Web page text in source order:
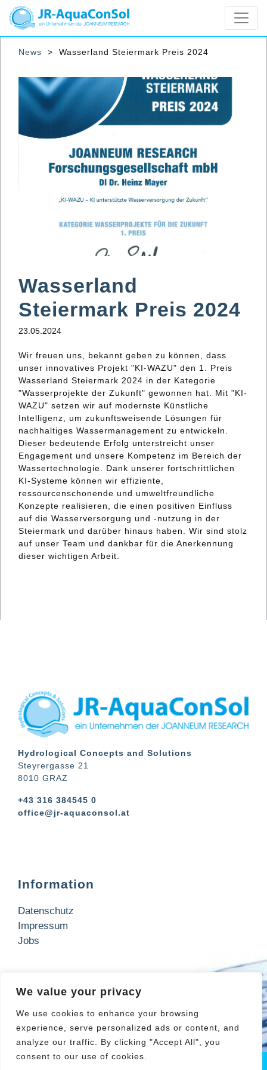
We value your privacy
We use cookies to enhance your browsing
experience, serve personalized ads or content, and
analyze our traffic. By clicking "Accept All", you
consent to our use of cookies.
News > Wasserland Steiermark Preis 2024
Wasserland
Steiermark Preis 2024
23.05.2024
Wir freuen uns, bekannt geben zu können, dass
unser innovatives Projekt "KI-WAZU" den 1. Preis
Wasserland Steiermark 2024 in der Kategorie
"Wasserprojekte der Zukunft" gewonnen hat. Mit "KI-
WAZU" setzen wir auf modernste Künstliche
Intelligenz, um zukunftsweisende Lösungen für
nachhaltiges Wassermanagement zu entwickeln.
Dieser bedeutende Erfolg unterstreicht unser
Engagement und unsere Kompetenz im Bereich der
Wassertechnologie. Dank unserer fortschrittlichen
KI-Systeme können wir effiziente,
ressourcenschonende und umweltfreundliche
Konzepte realisieren, die einen positiven Einfluss
auf die Wasserversorgung und -nutzung in der
Steiermark und darüber hinaus haben. Wir sind stolz
auf unser Team und dankbar für die Anerkennung
dieser wichtigen Arbeit.
Hydrological Concepts and Solutions
Steyrergasse 21
8010 GRAZ
+43 316 384545 0
office@jr-aquaconsol.at
Information
Datenschutz
Impressum
Jobs
Wir freuen uns über Ihre Anfrage!